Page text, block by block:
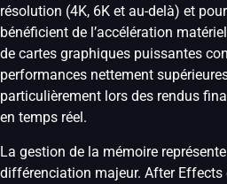
résolution (4K, 6K et au-delà) et
bénéficient de l’accélération
de cartes graphiques puissantes
performances nettement
particulièrement lors des rendus
en temps réel.
La gestion de la mémoire
différenciation majeur. After Effects